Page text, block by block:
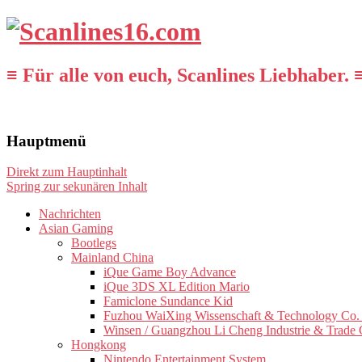
≡ Für alle von euch, Scanlines Liebhaber.
Hauptmenü
Direkt zum Hauptinhalt
Spring zur sekunären Inhalt
Nachrichten
Asian Gaming
Bootlegs
Mainland China
iQue Game Boy Advance
iQue 3DS XL Edition Mario
Famiclone Sundance Kid
Fuzhou WaiXing Wissenschaft & Technology
Winsen / Guangzhou Li Cheng Industrie & Trade
Hongkong